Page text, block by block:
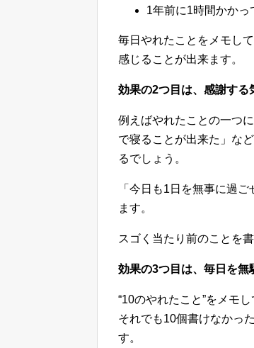
1年前に1時間かかっ
毎日やれたことをメモし
感じることが出来ます。
効果の2つ目は、感謝する
例えばやれたことの一つ
で寝ることが出来た」な
るでしょう。
「今日も1日を無事に過
ます。
スゴく当たり前のことを
効果の3つ目は、毎日を無
“10のやれたこと”をメモ
それでも10個書けなかっ
す。